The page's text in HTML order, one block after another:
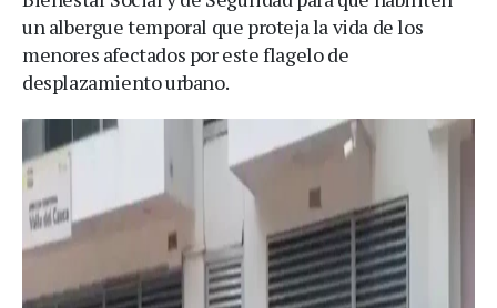
un albergue temporal que proteja la vida de los
menores afectados por este flagelo de
desplazamiento urbano.